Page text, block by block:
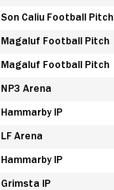
Son Caliu Football Pitch
Magaluf Football Pitch
Magaluf Football Pitch
NP3 Arena
Hammarby IP
LF Arena
Hammarby IP
Grimsta IP